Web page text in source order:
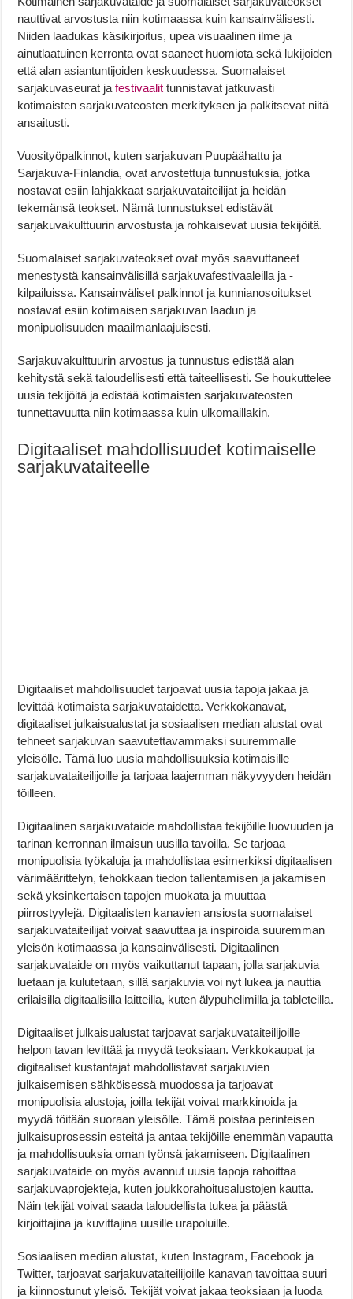
nauttivat arvostusta niin kotimaassa kuin kansainvälisesti.
Niiden laadukas käsikirjoitus, upea visuaalinen ilme ja
ainutlaatuinen kerronta ovat saaneet huomiota sekä lukijoiden
että alan asiantuntijoiden keskuudessa. Suomalaiset
sarjakuvaseurat jafestivaalit tunnistavat jatkuvasti
kotimaisten sarjakuvateosten merkityksen ja palkitsevat niitä
ansaitusti.
Vuosityöpalkinnot, kuten sarjakuvan Puupäähattu ja
Sarjakuva-Finlandia, ovat arvostettuja tunnustuksia, jotka
nostavat esiin lahjakkaat sarjakuvataiteilijat ja heidän
tekemänsä teokset. Nämä tunnustukset edistävät
sarjakuvakulttuurin arvostusta ja rohkaisevat uusia tekijöitä.
Suomalaiset sarjakuvateokset ovat myös saavuttaneet
menestystä kansainvälisillä sarjakuvafestivaaleilla ja -
kilpailuissa. Kansainväliset palkinnot ja kunnianosoitukset
nostavat esiin kotimaisen sarjakuvan laadun ja
monipuolisuuden maailmanlaajuisesti.
Sarjakuvakulttuurin arvostus ja tunnustus edistää alan
kehitystä sekä taloudellisesti että taiteellisesti. Se houkuttelee
uusia tekijöitä ja edistää kotimaisten sarjakuvateosten
tunnettavuutta niin kotimaassa kuin ulkomaillakin.
Digitaaliset mahdollisuudet kotimaiselle
sarjakuvataiteelle
Digitaaliset mahdollisuudet tarjoavat uusia tapoja jakaa ja
levittää kotimaista sarjakuvataidetta. Verkkokanavat,
digitaaliset julkaisualustat ja sosiaalisen median alustat ovat
tehneet sarjakuvan saavutettavammaksi suuremmalle
yleisölle. Tämä luo uusia mahdollisuuksia kotimaisille
sarjakuvataiteilijoille ja tarjoaa laajemman näkyvyyden heidän
töilleen.
Digitaalinen sarjakuvataide mahdollistaa tekijöille luovuuden ja
tarinan kerronnan ilmaisun uusilla tavoilla. Se tarjoaa
monipuolisia työkaluja ja mahdollistaa esimerkiksi digitaalisen
värimäärittelyn, tehokkaan tiedon tallentamisen ja jakamisen
sekä yksinkertaisen tapojen muokata ja muuttaa
piirrostyylejä. Digitaalisten kanavien ansiosta suomalaiset
sarjakuvataiteilijat voivat saavuttaa ja inspiroida suuremman
yleisön kotimaassa ja kansainvälisesti. Digitaalinen
sarjakuvataide on myös vaikuttanut tapaan, jolla sarjakuvia
luetaan ja kulutetaan, sillä sarjakuvia voi nyt lukea ja nauttia
erilaisilla digitaalisilla laitteilla, kuten älypuhelimilla ja tableteilla.
Digitaaliset julkaisualustat tarjoavat sarjakuvataiteilijoille
helpon tavan levittää ja myydä teoksiaan. Verkkokaupat ja
digitaaliset kustantajat mahdollistavat sarjakuvien
julkaisemisen sähköisessä muodossa ja tarjoavat
monipuolisia alustoja, joilla tekijät voivat markkinoida ja
myydä töitään suoraan yleisölle. Tämä poistaa perinteisen
julkaisuprosessin esteitä ja antaa tekijöille enemmän vapautta
ja mahdollisuuksia oman työnsä jakamiseen. Digitaalinen
sarjakuvataide on myös avannut uusia tapoja rahoittaa
sarjakuvaprojekteja, kuten joukkorahoitusalustojen kautta.
Näin tekijät voivat saada taloudellista tukea ja päästä
kirjoittajina ja kuvittajina uusille urapoluille.
Sosiaalisen median alustat, kuten Instagram, Facebook ja
Twitter, tarjoavat sarjakuvataiteilijoille kanavan tavoittaa suuri
ja kiinnostunut yleisö. Tekijät voivat jakaa teoksiaan ja luoda